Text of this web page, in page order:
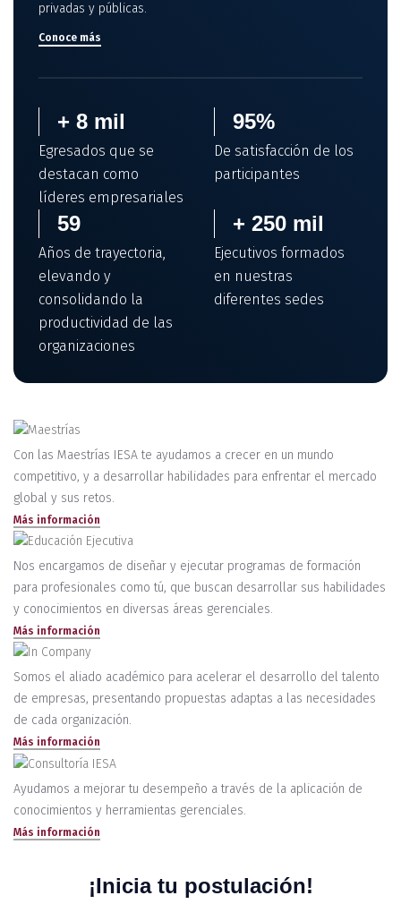
privadas y públicas.
Conoce más
+ 8 mil
Egresados que se
destacan como
líderes empresariales
95%
De satisfacción de los
participantes
59
Años de trayectoria,
elevando y
consolidando la
productividad de las
organizaciones
+ 250 mil
Ejecutivos formados
en nuestras
diferentes sedes
Con las Maestrías IESA te ayudamos a crecer en un mundo
competitivo, y a desarrollar habilidades para enfrentar el mercado
global y sus retos.
Más información
Nos encargamos de diseñar y ejecutar programas de formación
para profesionales como tú, que buscan desarrollar sus habilidades
y conocimientos en diversas áreas gerenciales.
Más información
Somos el aliado académico para acelerar el desarrollo del talento
de empresas, presentando propuestas adaptas a las necesidades
de cada organización.
Más información
Ayudamos a mejorar tu desempeño a través de la aplicación de
conocimientos y herramientas gerenciales.
Más información
¡Inicia tu postulación!